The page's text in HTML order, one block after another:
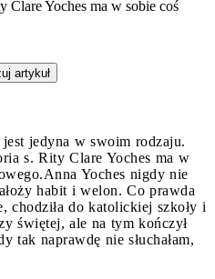
Clare Yoches ma w sobie coś
artykuł
jedyna w swoim rodzaju.
s. Rity Clare Yoches ma w
Anna Yoches nigdy nie
habit i welon. Co prawda
chodziła do katolickiej szkoły i
świętej, ale na tym kończył
tak naprawdę nie słuchałam,